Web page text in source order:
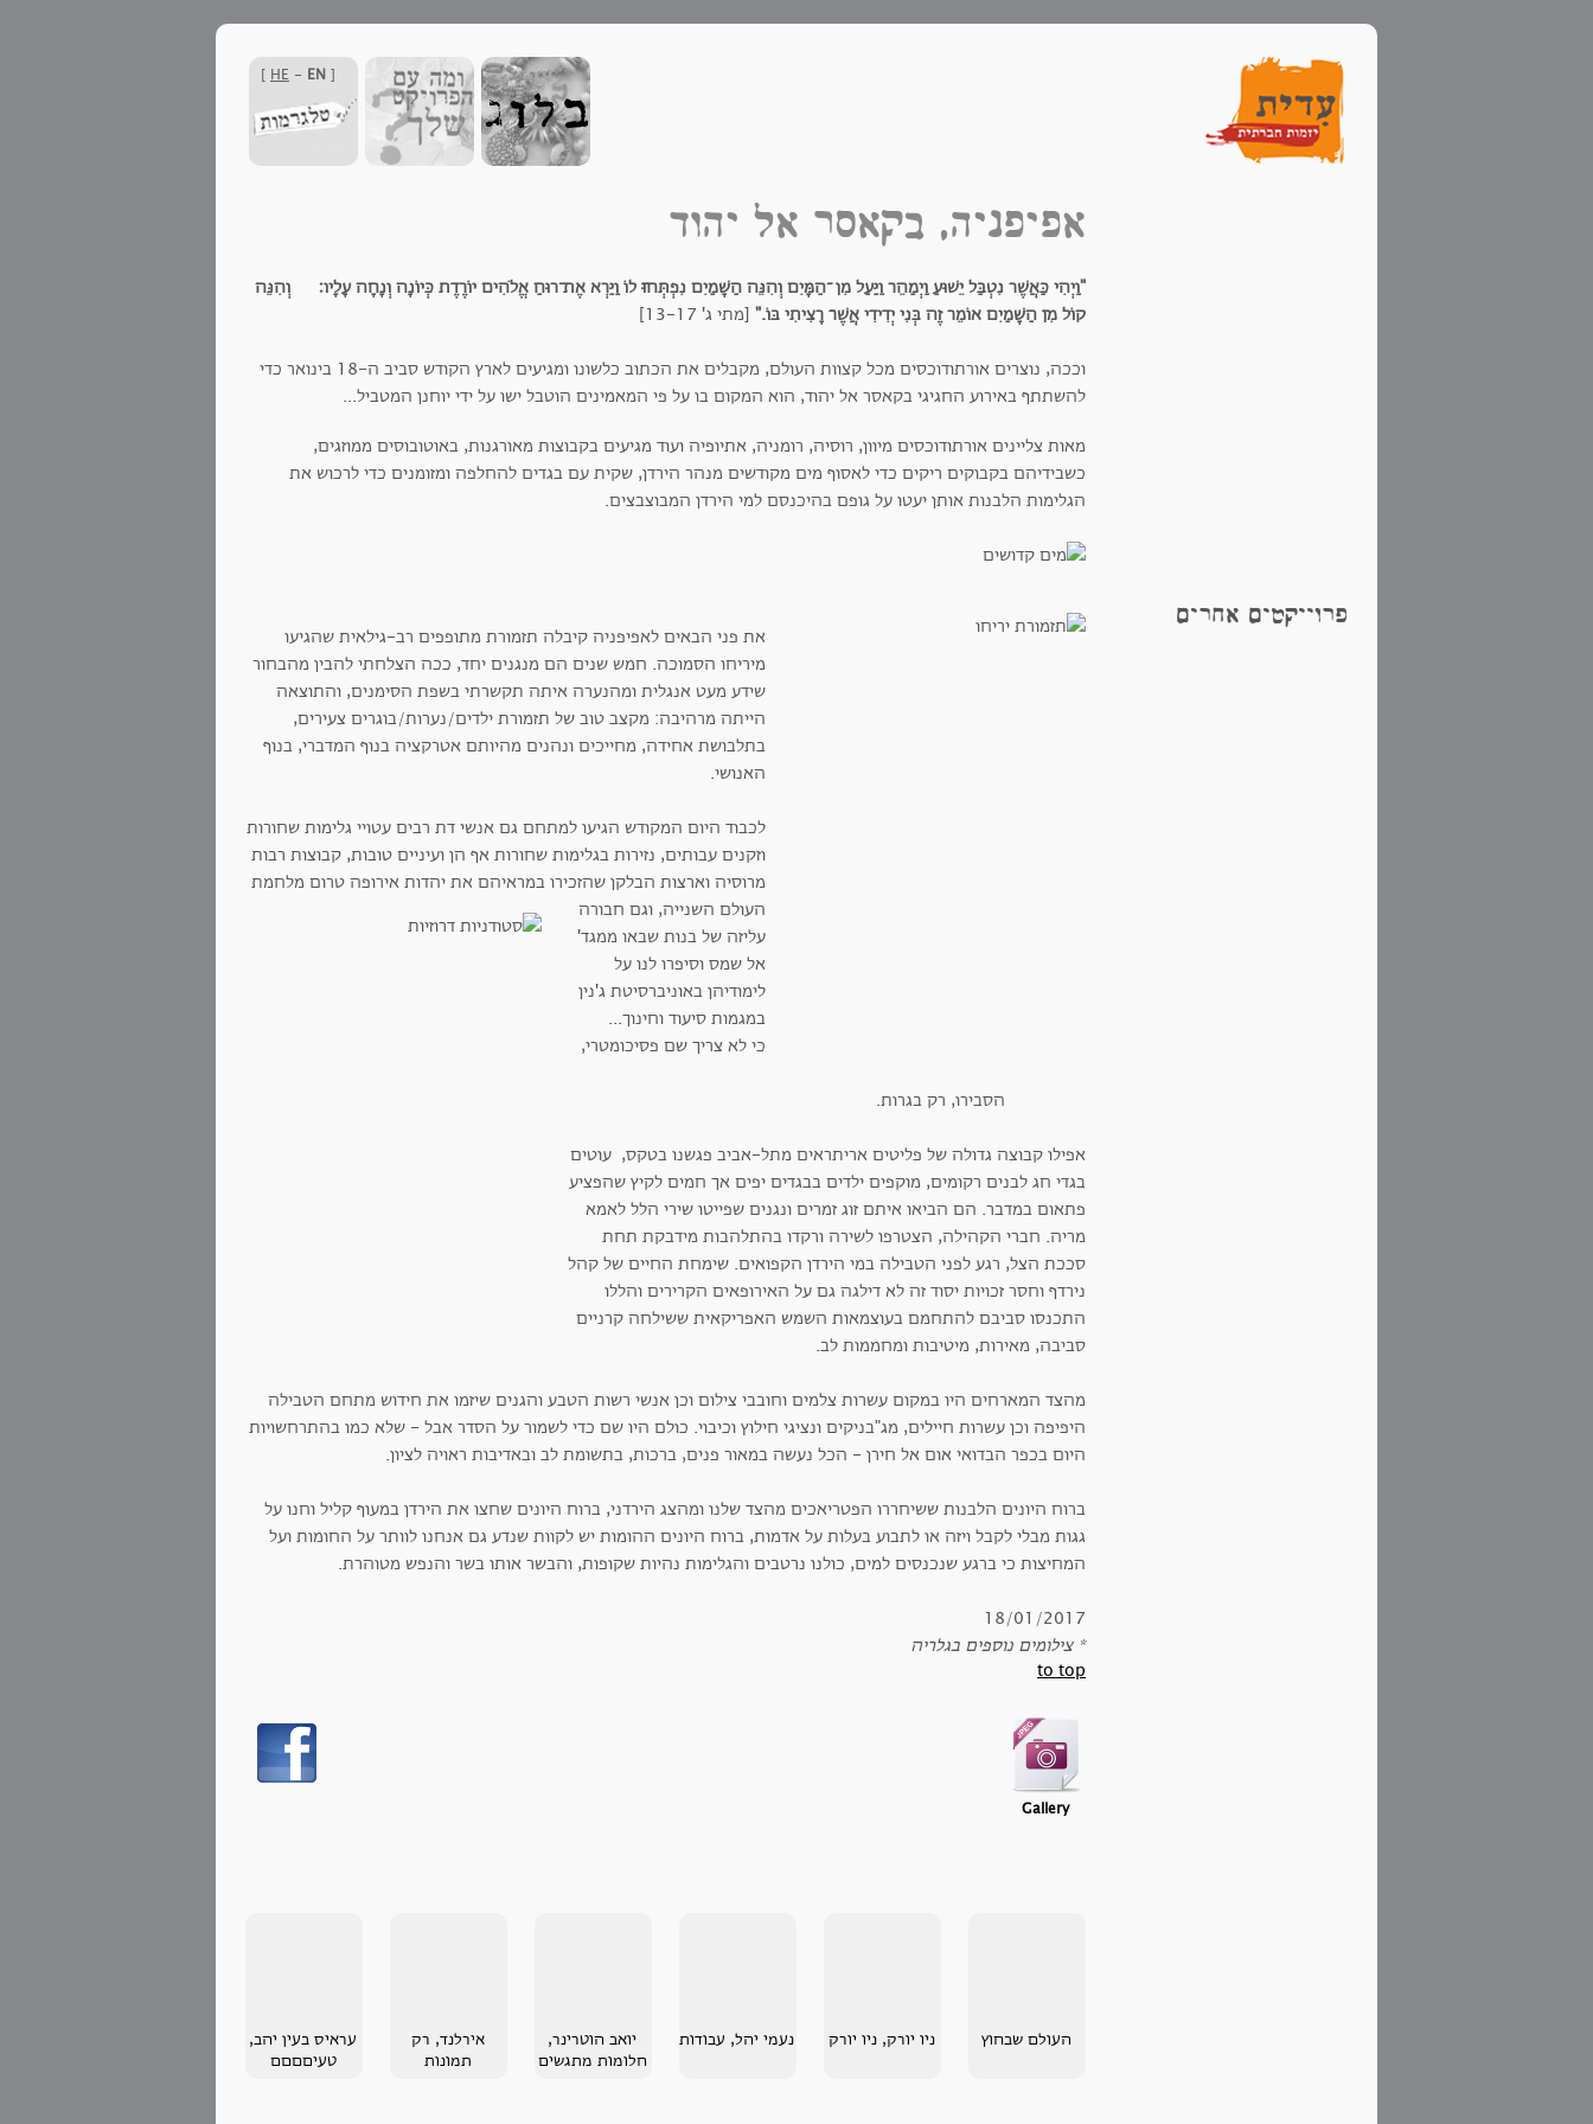
[
HE - EN
]
פרוייקטים אחרים
אפיפניה, בקאסר אל יהוד
"וַיְהִי כַּאֲשֶׁר נִטְבַּל יֵשׁוּעַ וַיְמַהֵר וַיַּעַל מִן ־הַמָּיִם וְהִנֵּה הַשָׁמַיִם נִפְתְּחוּ־ לוֹ וַיַּרְא אֶת ־רוּחַ אֱלֹהִים יוֹרֶדֶת כְּיוֹנָה וְנָחָה עָלָיו׃ וְהִנֵּה
קוֹל מִן־ הַשָׁמַיִם אוֹמֵר זֶה בְּנִי יְדִידִי אֲשֶׁר־ רָצִיתִי בּוֹ." [מתי ג' 13-17]
וככה, נוצרים אורתודוכסים מכל קצוות העולם, מקבלים את הכתוב כלשונו ומגיעים לארץ הקודש סביב ה-18 בינואר כדי
להשתתף באירוע החגיגי בקאסר אל יהוד, הוא המקום בו על פי המאמינים הוטבל ישו על ידי יוחנן המטביל...
מאות צליינים אורתודוכסים מיוון, רוסיה, רומניה, אתיופיה ועוד מגיעים בקבוצות מאורגנות, באוטובוסים ממוזגים,
כשבידיהם בקבוקים ריקים כדי לאסוף מים מקודשים מנהר הירדן, שקית עם בגדים להחלפה ומזומנים כדי לרכוש את
הגלימות הלבנות אותן יעטו על גופם בהיכנסם למי הירדן המבוצבצים.
את פני הבאים לאפיפניה קיבלה תזמורת מתופפים רב-גילאית שהגיעו
מיריחו הסמוכה. חמש שנים הם מנגנים יחד, ככה הצלחתי להבין מהבחור
שידע מעט אנגלית ומהנערה איתה תקשרתי בשפת הסימנים, והתוצאה
הייתה מרהיבה: מקצב טוב של תזמורת ילדים/נערות/בוגרים צעירים,
בתלבושת אחידה, מחייכים ונהנים מהיותם אטרקציה בנוף המדברי, בנוף
האנושי.
לכבוד היום המקודש הגיעו למתחם גם אנשי דת רבים עטויי גלימות שחורות
וזקנים עבותים, נזירות בגלימות שחורות אף הן ועיניים טובות, קבוצות רבות
מרוסיה וארצות הבלקן שהזכירו במראיהם את יהדות אירופה טרום מלחמת
העולם השנייה, וגם חבורה
עליזה של בנות שבאו ממגד'
אל שמס וסיפרו לנו על
לימודיהן באוניברסיטת ג'נין
במגמות סיעוד וחינוך...
כי לא צריך שם פסיכומטרי,
הסבירו, רק בגרות.
אפילו קבוצה גדולה של פליטים אריתראים מתל-אביב פגשנו בטקס, עוטים
בגדי חג לבנים רקומים, מוקפים ילדים בבגדים יפים אך חמים לקיץ שהפציע
פתאום במדבר. הם הביאו איתם זוג זמרים ונגנים שפייטו שירי הלל לאמא
מריה. חברי הקהילה, הצטרפו לשירה ורקדו בהתלהבות מידבקת תחת
סככת הצל, רגע לפני הטבילה במי הירדן הקפואים. שימחת החיים של קהל
נירדף וחסר זכויות יסוד זה לא דילגה גם על האירופאים הקרירים והללו
התכנסו סביבם להתחמם בעוצמאות השמש האפריקאית ששילחה קרניים
סביבה, מאירות, מיטיבות ומחממות לב.
מהצד המארחים היו במקום עשרות צלמים וחובבי צילום וכן אנשי רשות הטבע והגנים שיזמו את חידוש מתחם הטבילה
היפיפה וכן עשרות חיילים, מג"בניקים ונציגי חילוץ וכיבוי. כולם היו שם כדי לשמור על הסדר אבל - שלא כמו בהתרחשויות
היום בכפר הבדואי אום אל חירן - הכל נעשה במאור פנים, ברכות, בתשומת לב ובאדיבות ראויה לציון.
ברוח היונים הלבנות ששיחררו הפטריאכים מהצד שלנו ומהצג הירדני, ברוח היונים שחצו את הירדן במעוף קליל וחנו על
גגות מבלי לקבל ויזה או לתבוע בעלות על אדמות, ברוח היונים ההומות יש לקוות שנדע גם אנחנו לוותר על החומות ועל
המחיצות כי ברגע שנכנסים למים, כולנו נרטבים והגלימות נהיות שקופות, והבשר אותו בשר והנפש מטוהרת.
18/01/2017
* צילומים נוספים בגלריה
to top
Gallery
העולם שבחוץ ניו יורק, ניו יורק נעמי יהל, עבודות
יואב הוטרינר,
חלומות מתגשים
אירלנד, רק
תמונות
עראיס בעין יהב,
טעיםםםם